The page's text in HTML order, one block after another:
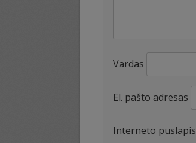
Vardas
El. pašto adresas
Interneto puslapis